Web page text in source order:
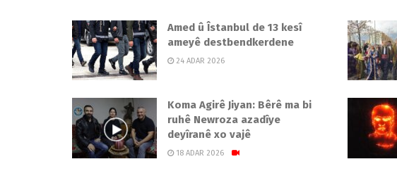
Amed û Îstanbul de 13 kesî
ameyê destbendkerdene
24 ADAR 2026
Koma Agirê Jiyan: Bêrê ma bi
ruhê Newroza azadîye
deyîranê xo vajê
18 ADAR 2026